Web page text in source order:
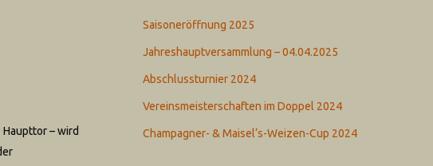
– wird
Saisoneröffnung 2025
Jahreshauptversammlung – 04.04.2025
Abschlussturnier 2024
Vereinsmeisterschaften im Doppel 2024
Champagner- & Maisel‘s-Weizen-Cup 2024